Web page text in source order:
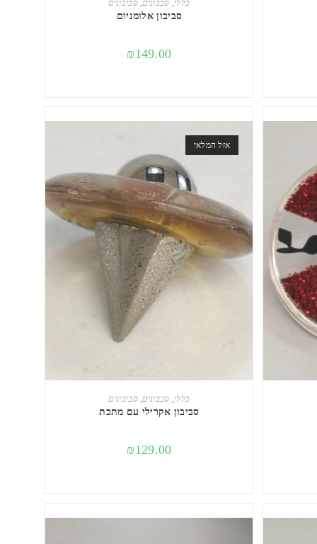
כללי, סבבונים,סביבונים
סביבון אלומניום
₪149.00
אזל המלאי
מידע נוסףכללי, סבבונים,סביבונים
סביבון אקרילי עם מתכת
₪129.00